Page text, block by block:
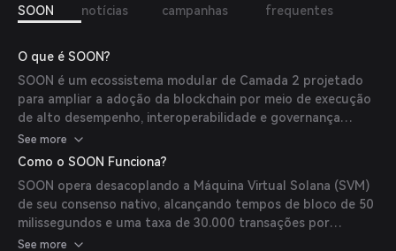
SOON
notícias
campanhas
frequentes
O que é SOON?
SOON é um ecossistema modular de Camada 2 projetado
para ampliar a adoção da blockchain por meio de execução
de alto desempenho, interoperabilidade e governança
descentralizada. Ele compreende a SOON Mainnet, uma
Camada 2 com liquidação Ethereum, impulsionada por uma
que permite a implantação de rollups baseados em SVM em
várias blockchains de Camada 1. O ecossistema também
inclui o InterSOON, um protocolo de mensagens cross-chain
construído sobre Hyperlane, facilitando a interação
See more
Como o SOON Funciona?
SOON opera desacoplando a Máquina Virtual Solana (SVM)
de seu consenso nativo, alcançando tempos de bloco de 50
milissegundos e uma taxa de 30.000 transações por
segundo (TPS) no Ethereum. Ele emprega compressão da
See more